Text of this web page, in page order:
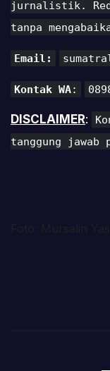
jurnalistik.
tanpa
Email:
Kontak WA:
DISCLAIMER:
tanggung jawab